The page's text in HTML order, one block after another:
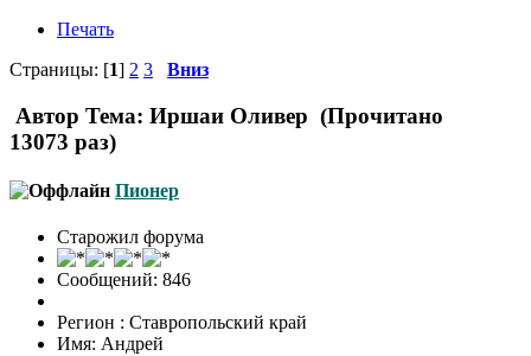
Печать
Страницы: [1] 2 3 Вниз
Автор Тема: Иршаи Оливер (Прочитано
13073 раз)
Пионер
Старожил форума
Сообщений: 846
Регион : Ставропольский край
Имя: Андрей